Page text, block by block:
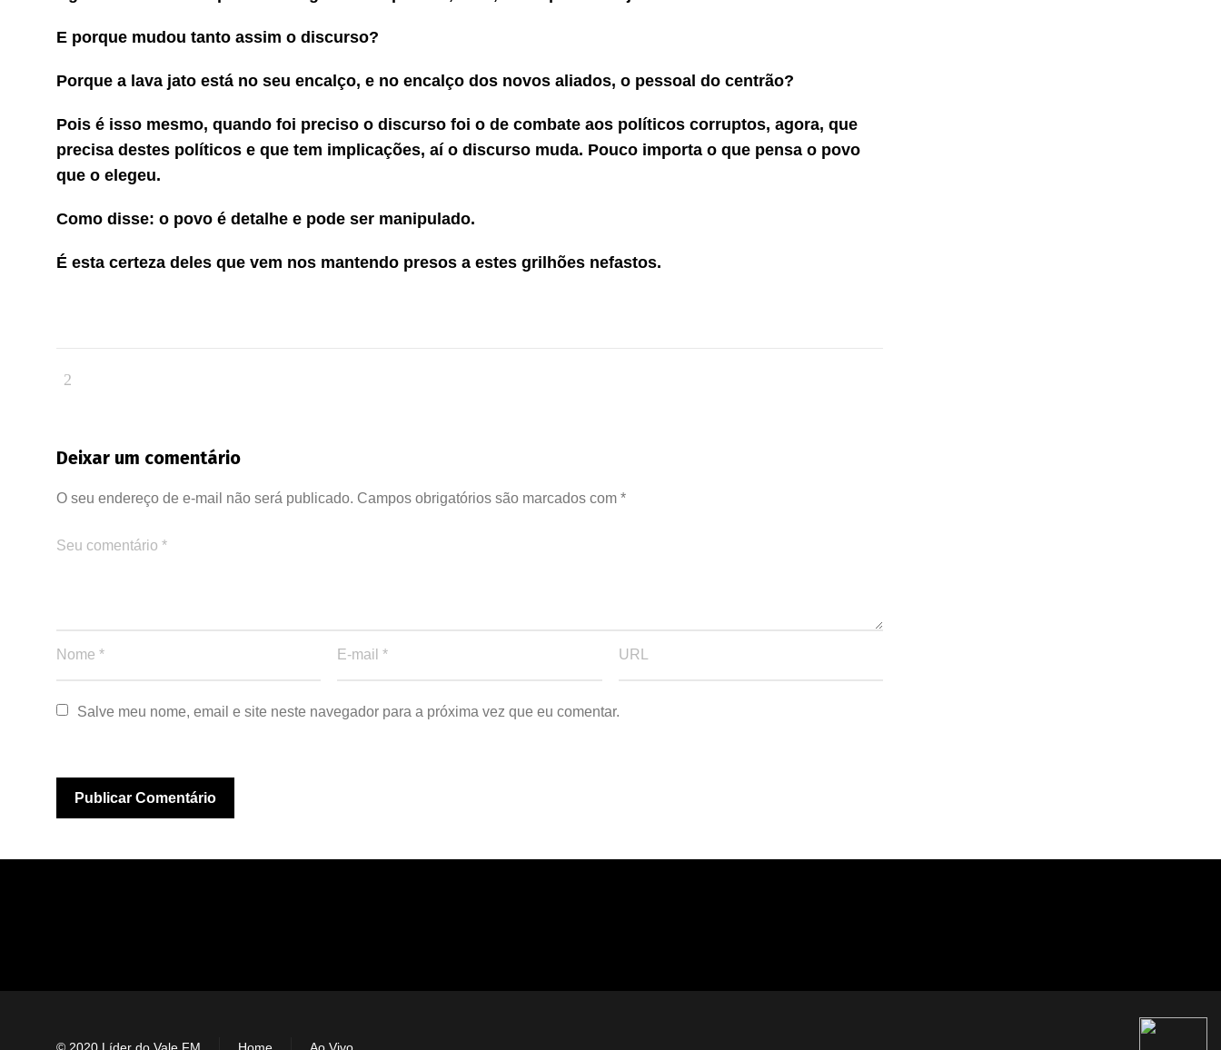
E porque mudou tanto assim o discurso?
Porque a lava jato está no seu encalço, e no encalço dos novos aliados, o pessoal do centrão?
Pois é isso mesmo, quando foi preciso o discurso foi o de combate aos políticos corruptos, agora, que
precisa destes políticos e que tem implicações, aí o discurso muda. Pouco importa o que pensa o povo
que o elegeu.
Como disse: o povo é detalhe e pode ser manipulado.
É esta certeza deles que vem nos mantendo presos a estes grilhões nefastos.
Deixar um comentário
O seu endereço de e-mail não será publicado. Campos obrigatórios são marcados com *
Salve meu nome, email e site neste navegador para a próxima vez que eu comentar.